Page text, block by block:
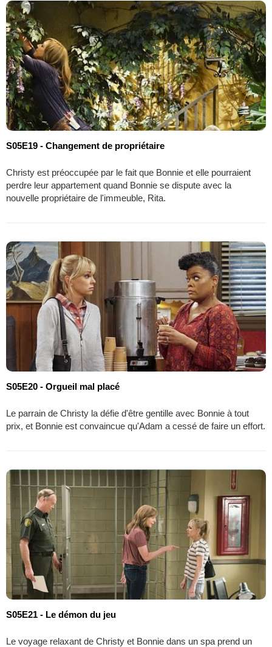
S05E19 - Changement de propriétaire
Christy est préoccupée par le fait que Bonnie et elle pourraient
perdre leur appartement quand Bonnie se dispute avec la
nouvelle propriétaire de l'immeuble, Rita.
S05E20 - Orgueil mal placé
Le parrain de Christy la défie d'être gentille avec Bonnie à tout
prix, et Bonnie est convaincue qu'Adam a cessé de faire un effort.
S05E21 - Le démon du jeu
Le voyage relaxant de Christy et Bonnie dans un spa prend un